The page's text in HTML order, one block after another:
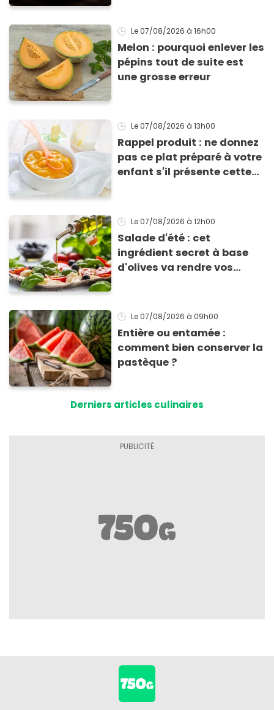
Le 07/08/2026 à 16h00
Melon : pourquoi enlever les
pépins tout de suite est
une grosse erreur
Le 07/08/2026 à 13h00
Rappel produit : ne donnez
pas ce plat préparé à votre
enfant s'il présente cette
Le 07/08/2026 à 12h00
Salade d'été : cet
ingrédient secret à base
d'olives va rendre vos
Le 07/08/2026 à 09h00
Entière ou entamée :
comment bien conserver la
pastèque ?
Derniers articles culinaires